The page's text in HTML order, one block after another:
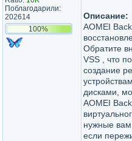
Поблагодарили:
202614
100%
Описание:
AOMEI
Обратите
VSS , что
создание
дисками,
AOMEI
нужные вам
если